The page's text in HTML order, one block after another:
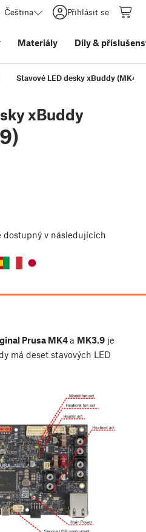
Čeština Přihlásit se
Materiály Díly&
Stavové LED desky xBuddy (MK4,
xBuddy
dostupný v následujících
Prusa MK4a MK3.9 je
má deset stavových LED